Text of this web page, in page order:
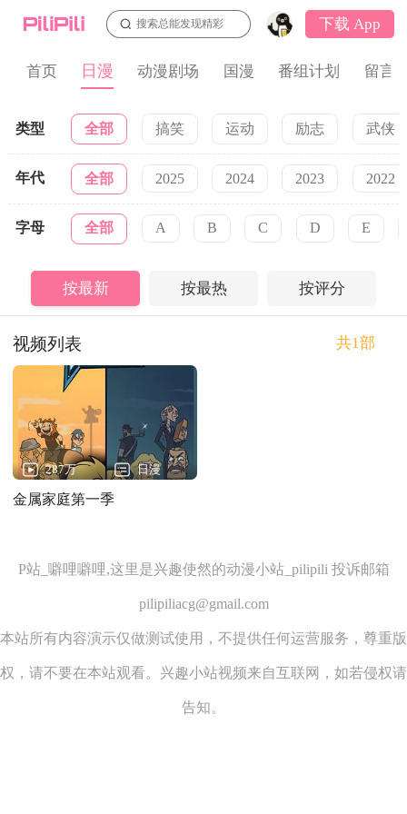
搜索总能发现精彩 下载 App
首页 日漫 动漫剧场 国漫 番组计划 留言
类型 全部 搞笑 运动 励志 武侠
年代 全部 2025 2024 2023 2022
字母 全部 A B C D E
按最新 按最热 按评分
视频列表 共1部
287万 日漫
金属家庭第一季
P站_噼哩噼哩,这里是兴趣使然的动漫小站_pilipili 投诉邮箱
pilipiliacg@gmail.com
本站所有内容演示仅做测试使用，不提供任何运营服务，尊重版
权，请不要在本站观看。兴趣小站视频来自互联网，如若侵权请
告知。